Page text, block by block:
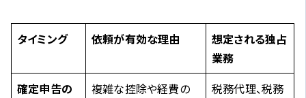
タイミング 依頼が有効な理由
想定される独占
業務
確定申告の
複雑な控除や経費の
税務代理、税務